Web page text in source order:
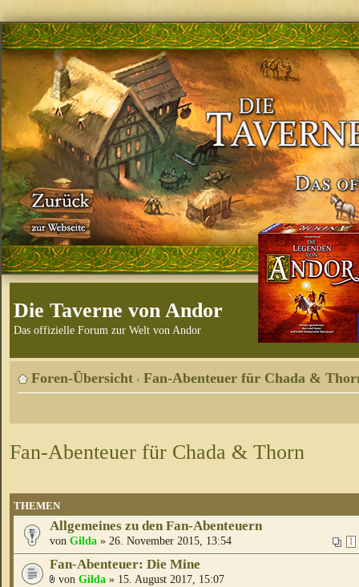
Die Taverne von Andor
Das offizielle Forum zur Welt von Andor
Foren-Übersicht ‹ Fan-Abenteuer für Chada &
Fan-Abenteuer für Chada & Thorn
THEMEN
Allgemeines zu den Fan-Abenteuern
1
von Gilda » 26. November 2015, 13:54
Fan-Abenteuer: Die Mine
von Gilda » 15. August 2017, 15:07